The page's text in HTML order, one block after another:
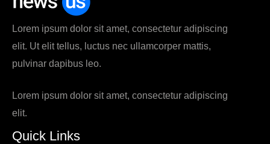
Lorem ipsum dolor sit amet, consectetur adipiscing
elit. Ut elit tellus, luctus nec ullamcorper mattis,
pulvinar dapibus leo.
Lorem ipsum dolor sit amet, consectetur adipiscing
elit.
Quick Links